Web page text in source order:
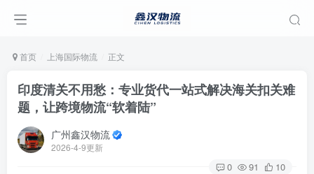
首页 上海国际物流 正文
印度清关不用愁：专业货代一站式解决海关扣关难
题，让跨境物流“软着陆”
广州鑫汉物流
2026-4-9更新
0 91 10